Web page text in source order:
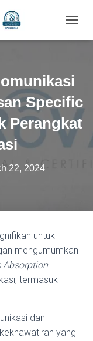
O
L
E
N
A
I
T
Specific
Perangkat
22, 2024
untuk
mengumumkan
Absorption
termasuk
dan
yang